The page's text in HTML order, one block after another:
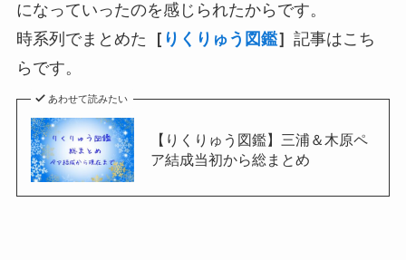
になっていったのを感じられたからです。
時系列でまとめた ［ りくりゅう図鑑］ 記事はこち
らです。
あわせて読みたい
【りくりゅう図鑑】三浦＆木原ペ
ア結成当初から総まとめ